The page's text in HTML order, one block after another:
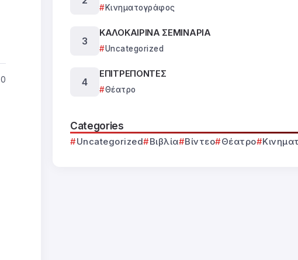
0
Κινηματογράφος
ΚΑΛΟΚΑΙΡΙΝΑ ΣΕΜΙΝΑΡΙΑ
Uncategorized
ΕΠΙΤΡΕΠΟΝΤΕΣ
Θέατρο
Categories
Uncategorized Βιβλία Βίντεο Θέατρο